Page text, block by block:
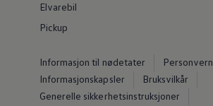
Elvarebil
Pickup
Informasjon til nødetater
Personvern
Informasjonskapsler
Bruksvilkår
Generelle sikkerhetsinstruksjoner